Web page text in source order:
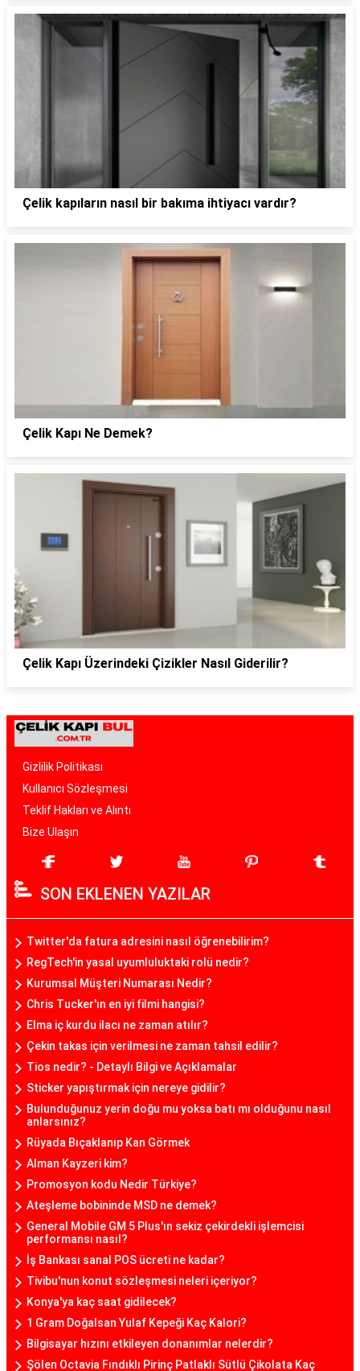
Çelik kapıların nasıl bir bakıma ihtiyacı vardır?
Çelik Kapı Ne Demek?
Çelik Kapı Üzerindeki Çizikler Nasıl Giderilir?
Gizlilik Politikası
Kullanıcı Sözleşmesi
Teklif Hakları ve Alıntı
Bize Ulaşın
SON EKLENEN YAZILAR
Twitter'da fatura adresini nasıl öğrenebilirim?
RegTech'in yasal uyumluluktaki rolü nedir?
Kurumsal Müşteri Numarası Nedir?
Chris Tucker'ın en iyi filmi hangisi?
Elma iç kurdu ilacı ne zaman atılır?
Çekin takas için verilmesi ne zaman tahsil edilir?
Tios nedir? - Detaylı Bilgi ve Açıklamalar
Sticker yapıştırmak için nereye gidilir?
Bulunduğunuz yerin doğu mu yoksa batı mı olduğunu nasıl
anlarsınız?
Rüyada Bıçaklanıp Kan Görmek
Alman Kayzeri kim?
Promosyon kodu Nedir Türkiye?
Ateşleme bobininde MSD ne demek?
General Mobile GM 5 Plus'ın sekiz çekirdekli işlemcisi
performansı nasıl?
İş Bankası sanal POS ücreti ne kadar?
Tivibu'nun konut sözleşmesi neleri içeriyor?
Konya'ya kaç saat gidilecek?
1 Gram Doğalsan Yulaf Kepeği Kaç Kalori?
Bilgisayar hızını etkileyen donanımlar nelerdir?
Şölen Octavia Fındıklı Pirinç Patlaklı Sütlü Çikolata Kaç